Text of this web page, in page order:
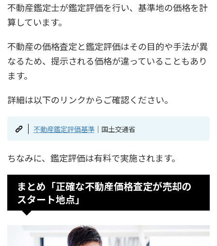
不動産鑑定士が鑑定評価を行い、基準地の価格を計
算しています。
不動産の価格査定と鑑定評価はその目的や手法が異
なるため、提示される価格が違っていることもあり
ます。
詳細は以下のリンクからご確認ください。
不動産鑑定評価基準｜国土交通省
ちなみに、鑑定評価は有料で実施されます。
まとめ「正確な不動産価格査定が売却の
スタート地点」